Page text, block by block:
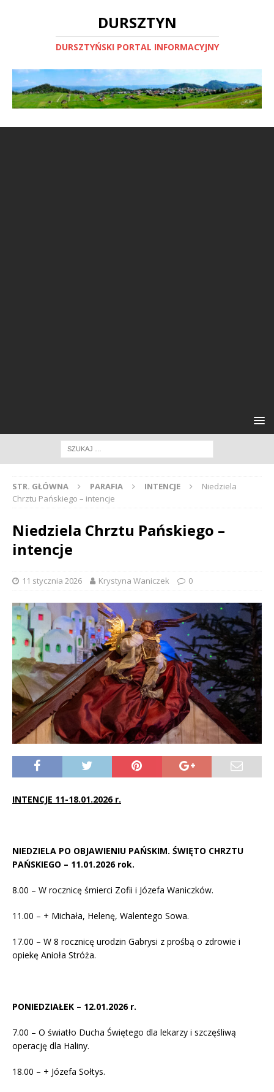
DURSZTYN
DURSZTYŃSKI PORTAL INFORMACYJNY
STR. GŁÓWNA PARAFIA INTENCJE
Niedziela
Chrztu Pańskiego – intencje
Niedziela Chrztu Pańskiego –
intencje
11 stycznia 2026 Krystyna Waniczek 0
INTENCJE 11-18.01.2026 r.
NIEDZIELA PO OBJAWIENIU PAŃSKIM. ŚWIĘTO CHRZTU
PAŃSKIEGO – 11.01.2026 rok.
8.00 – W rocznicę śmierci Zofii i Józefa Waniczków.
11.00 – + Michała, Helenę, Walentego Sowa.
17.00 – W 8 rocznicę urodzin Gabrysi z prośbą o zdrowie i
opiekę Anioła Stróża.
PONIEDZIAŁEK – 12.01.2026 r.
7.00 – O światło Ducha Świętego dla lekarzy i szczęśliwą
operację dla Haliny.
18.00 – + Józefa Sołtys.